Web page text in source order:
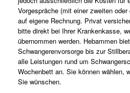
Vorgespräche (mit einer zweiten
auf eigene Rechnung. Privat
bitte direkt bei Ihrer Krankenkasse,
übernommen werden. Hebammen
Schwangerenvorsorge bis zur
alle Leistungen rund um
Wochenbett an. Sie können wählen,
Sie wünschen.